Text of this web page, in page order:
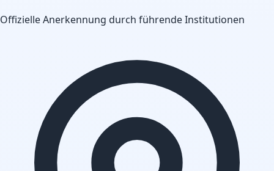
Offizielle Anerkennung durch führende Institutionen